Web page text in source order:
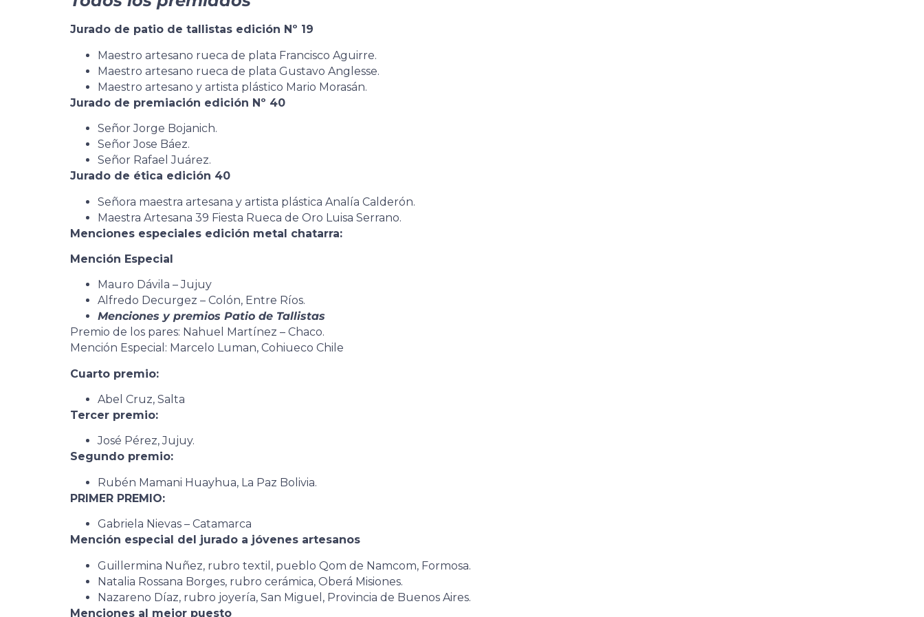
Jurado de patio de tallistas edición Nº 19
Maestro artesano rueca de plata Francisco Aguirre.
Maestro artesano rueca de plata Gustavo Anglesse.
Maestro artesano y artista plástico Mario Morasán.
Jurado de premiación edición Nº 40
Señor Jorge Bojanich.
Señor Jose Báez.
Señor Rafael Juárez.
Jurado de ética edición 40
Señora maestra artesana y artista plástica Analía Calderón.
Maestra Artesana 39 Fiesta Rueca de Oro Luisa Serrano.
Menciones especiales edición metal chatarra:
Mención Especial
Mauro Dávila – Jujuy
Alfredo Decurgez – Colón, Entre Ríos.
Menciones y premios Patio de Tallistas
Premio de los pares: Nahuel Martínez – Chaco.
Mención Especial: Marcelo Luman, Cohiueco Chile
Cuarto premio:
Abel Cruz, Salta
Tercer premio:
José Pérez, Jujuy.
Segundo premio:
Rubén Mamani Huayhua, La Paz Bolivia.
PRIMER PREMIO:
Gabriela Nievas – Catamarca
Mención especial del jurado a jóvenes artesanos
Guillermina Nuñez, rubro textil, pueblo Qom de Namcom, Formosa.
Natalia Rossana Borges, rubro cerámica, Oberá Misiones.
Nazareno Díaz, rubro joyería, San Miguel, Provincia de Buenos Aires.
Menciones al mejor puesto